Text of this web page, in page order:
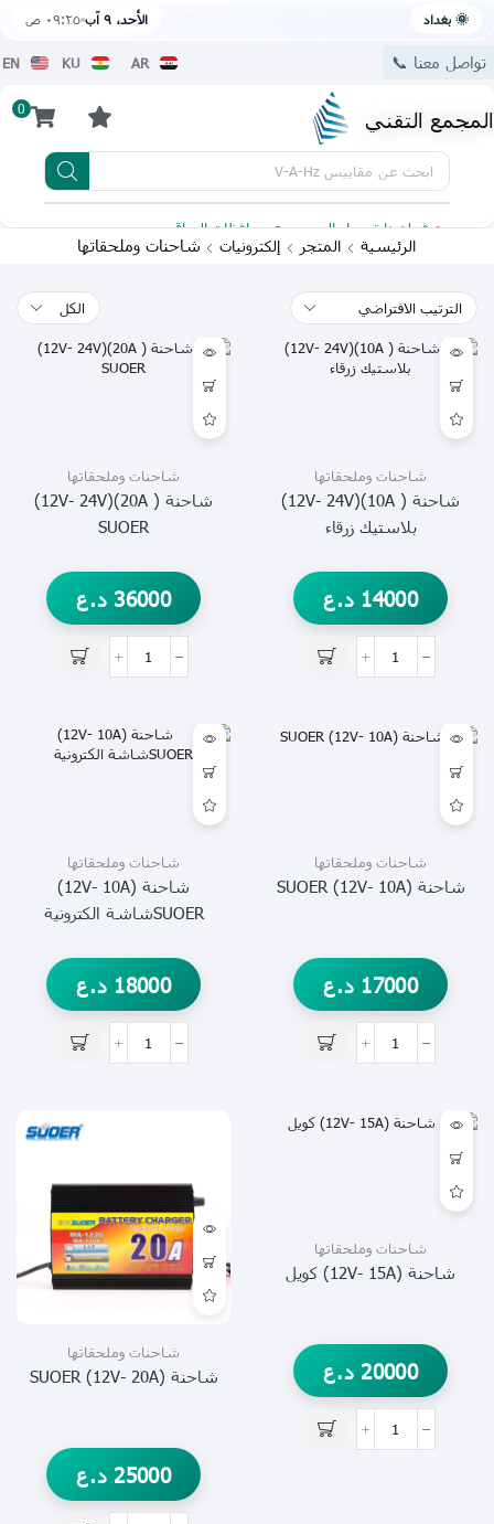
🌞 بغداد الأحد، ٩ آب ٠٩:٢٥ ص
تواصل معنا 📞 AR
KU
EN
المجمع التقني 0
ابحث عن مقاييس V-A-Hz
يتوفر لدينا توصيل الى جميع محافظات العراق
الرئيسية
المتجر إلكترونيات شاحنات وملحقاتها
شاحنات وملحقاتها
شاحنة ( 10A)(12V- 24V)
بلاستيك زرقاء
14000 د.ع
شاحنات وملحقاتها
شاحنة ( 20A)(12V- 24V)
SUOER
36000 د.ع
شاحنات وملحقاتها
شاحنة (12V- 10A) SUOER
17000 د.ع
شاحنات وملحقاتها
شاحنة (12V- 10A)
SUOERشاشة الكترونية
18000 د.ع
شاحنات وملحقاتها
شاحنة (12V- 15A) كويل
20000 د.ع
شاحنات وملحقاتها
شاحنة (12V- 20A) SUOER
25000 د.ع